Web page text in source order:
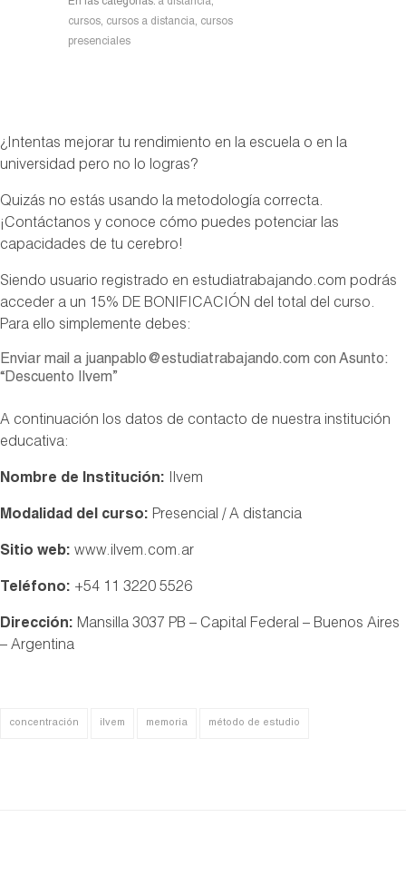
cursos, cursos a distancia, cursos
presenciales
¿Intentas mejorar tu rendimiento en la escuela o en la
universidad pero no lo logras?
Quizás no estás usando la metodología correcta.
¡Contáctanos y conoce cómo puedes potenciar las
capacidades de tu cerebro!
Siendo usuario registrado en estudiatrabajando.com podrás
acceder a un 15% DE BONIFICACIÓN del total del curso.
Para ello simplemente debes:
Enviar mail a juanpablo@estudiatrabajando.com con Asunto:
“Descuento Ilvem”
A continuación los datos de contacto de nuestra institución
educativa:
Nombre de Institución: Ilvem
Modalidad del curso: Presencial / A distancia
Sitio web: www.ilvem.com.ar
Teléfono: +54 11 3220 5526
Dirección: Mansilla 3037 PB – Capital Federal – Buenos Aires
– Argentina
concentración ilvem memoria método de estudio